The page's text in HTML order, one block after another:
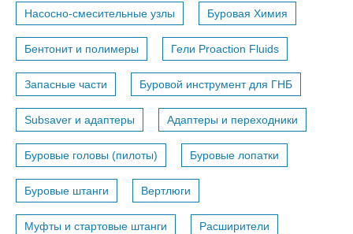
Насосно-смесительные узлы Буровая Химия
Бентонит и полимеры Гели Proaction Fluids
Запасные части Буровой инструмент для ГНБ
Subsaver и адаптеры Адаптеры и переходники
Буровые головы (пилоты) Буровые лопатки
Буровые штанги Вертлюги
Муфты и стартовые штанги Расширители